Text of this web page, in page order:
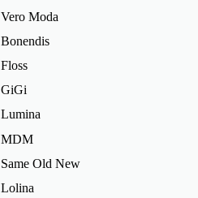
Vero Moda
Bonendis
Floss
GiGi
Lumina
MDM
Same Old New
Lolina